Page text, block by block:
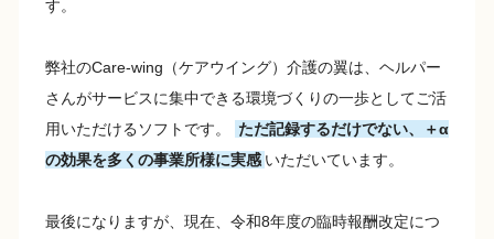
す。
弊社のCare-wing（ケアウイング）介護の翼は、ヘルパー
さんがサービスに集中できる環境づくりの一歩としてご活
用いただけるソフトです。
ただ記録するだけでない、＋α
の効果を多くの事業所様に実感 いただいています。
最後になりますが、現在、令和8年度の臨時報酬改定につ